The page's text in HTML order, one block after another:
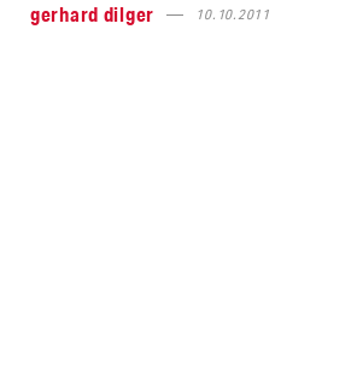
gerhard dilger
10.10.2011